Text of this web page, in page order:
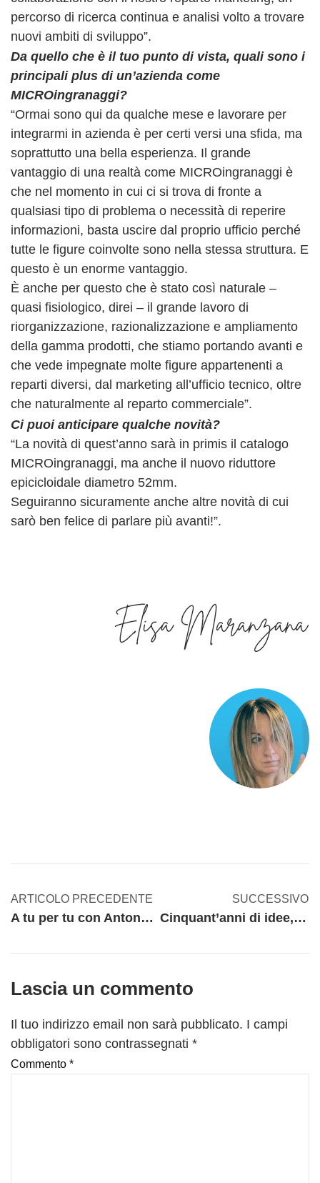
percorso di ricerca continua e analisi volto a trovare
nuovi ambiti di sviluppo”.
Da quello che è il tuo punto di vista, quali sono i
principali plus di un’azienda come
MICROingranaggi?
“Ormai sono qui da qualche mese e lavorare per
integrarmi in azienda è per certi versi una sfida, ma
soprattutto una bella esperienza. Il grande
vantaggio di una realtà come MICROingranaggi è
che nel momento in cui ci si trova di fronte a
qualsiasi tipo di problema o necessità di reperire
informazioni, basta uscire dal proprio ufficio perché
tutte le figure coinvolte sono nella stessa struttura. E
questo è un enorme vantaggio.
È anche per questo che è stato così naturale –
quasi fisiologico, direi – il grande lavoro di
riorganizzazione, razionalizzazione e ampliamento
della gamma prodotti, che stiamo portando avanti e
che vede impegnate molte figure appartenenti a
reparti diversi, dal marketing all’ufficio tecnico, oltre
che naturalmente al reparto commerciale”.
Ci puoi anticipare qualche novità?
“La novità di quest’anno sarà in primis il catalogo
MICROingranaggi, ma anche il nuovo riduttore
epicicloidale diametro 52mm.
Seguiranno sicuramente anche altre novità di cui
sarò ben felice di parlare più avanti!”.
ARTICOLO PRECEDENTE
A tu per tu con Antonella Silvagni, CFO e Responsabile HR di MICROingranaggi
SUCCESSIVO
Cinquant’anni di idee, progetti e soluzioni
Lascia un commento
Il tuo indirizzo email non sarà pubblicato. I campi
obbligatori sono contrassegnati *
Commento *